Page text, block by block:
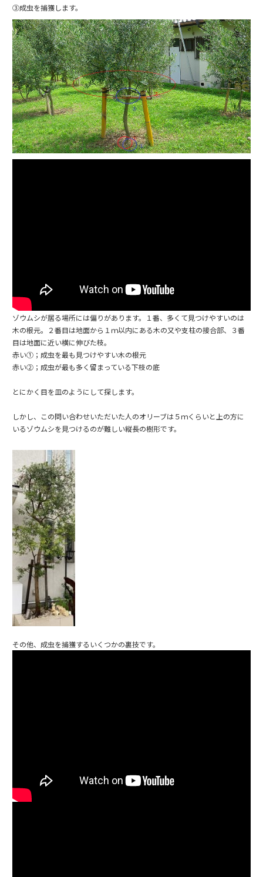
③成虫を捕獲します。
ゾウムシが居る場所には偏りがあります。１番、多くて見つけやすいのは
木の根元。２番目は地面から１ｍ以内にある木の又や支柱の接合部、３番
目は地面に近い横に伸びた枝。
赤い①；成虫を最も見つけやすい木の根元
赤い②；成虫が最も多く留まっている下枝の底
とにかく目を皿のようにして探します。
しかし、この問い合わせいただいた人のオリーブは５ｍくらいと上の方に
いるゾウムシを見つけるのが難しい縦長の樹形です。
その他、成虫を捕獲するいくつかの裏技です。